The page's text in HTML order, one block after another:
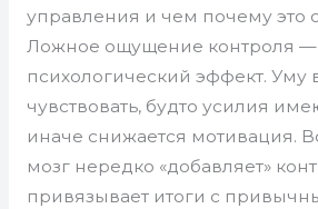
управления и чем почему это
Ложное ощущение контроля —
психологический эффект. Уму
чувствовать, будто усилия
иначе снижается мотивация.
мозг нередко «добавляет»
привязывает итоги с